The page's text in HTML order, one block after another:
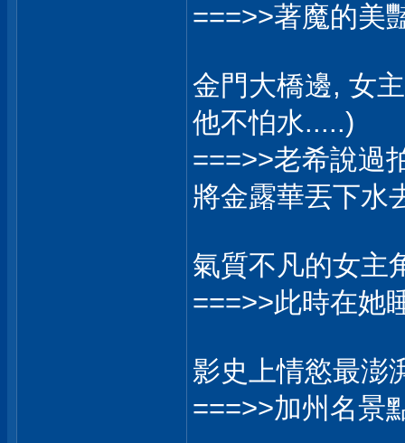
===>>著魔的美
金門大橋邊, 女
他不怕水.....)
===>>老希說過
將金露華丟下水
氣質不凡的女主
===>>此時在她
影史上情慾最澎
===>>加州名景